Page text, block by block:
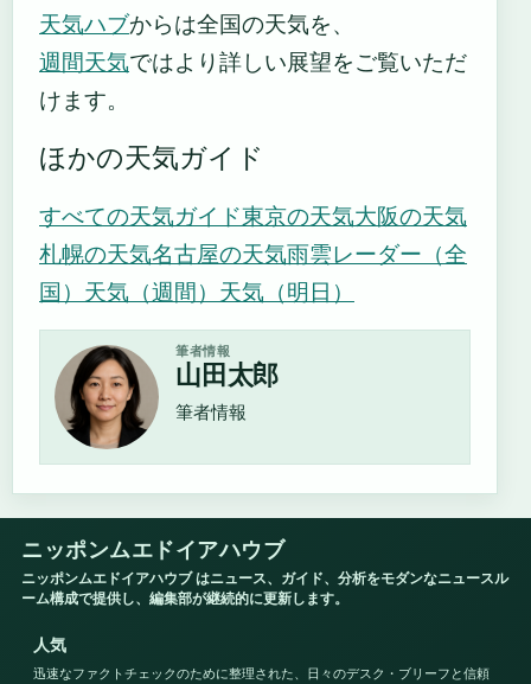
天気ハブからは全国の天気を、
週間天気ではより詳しい展望をご覧いただ
けます。
ほかの天気ガイド
すべての天気ガイド東京の天気大阪の天気
札幌の天気名古屋の天気雨雲レーダー（全
国） 天気（週間） 天気（明日）
筆者情報
山田太郎
筆者情報
ニッポンムエドイアハウブ
ニッポンムエドイアハウブ はニュース、ガイド、分析をモダンなニュースル
ーム構成で提供し、編集部が継続的に更新します。
人気
迅速なファクトチェックのために整理された、日々のデスク・ブリーフと信頼